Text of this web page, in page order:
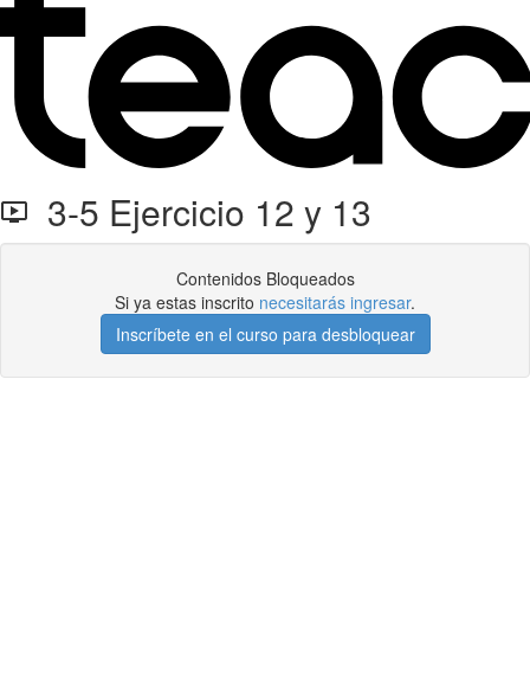
3-5 Ejercicio 12 y 13
Contenidos Bloqueados
Si ya estas inscrito necesitarás ingresar.
Inscríbete en el curso para desbloquear